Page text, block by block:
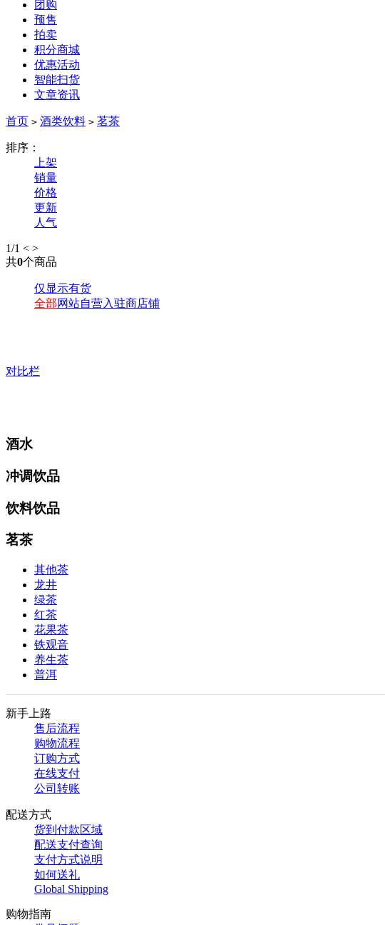
团购
预售
拍卖
积分商城
优惠活动
智能扫货
文章资讯
首页 > 酒类饮料 > 茗茶
排序：
上架
销量
价格
更新
人气
1/1 < >
共0个商品
仅显示有货
全部网站自营入驻商店铺
对比栏
酒水
冲调饮品
饮料饮品
茗茶
其他茶
龙井
绿茶
红茶
花果茶
铁观音
养生茶
普洱
新手上路
售后流程
购物流程
订购方式
在线支付
公司转账
配送方式
货到付款区域
配送支付查询
支付方式说明
如何送礼
Global Shipping
购物指南